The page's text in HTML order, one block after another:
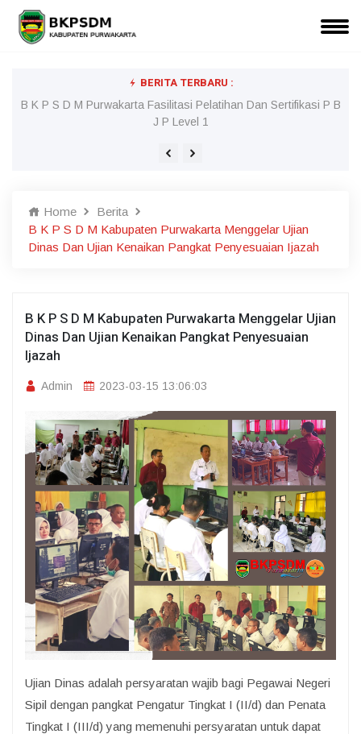
BERITA TERBARU :
B K P S D M Purwakarta Fasilitasi Pelatihan Dan Sertifikasi P B
J P Level 1
Home
Berita
B K P S D M Kabupaten Purwakarta Menggelar Ujian
Dinas Dan Ujian Kenaikan Pangkat Penyesuaian Ijazah
B K P S D M Kabupaten Purwakarta Menggelar Ujian
Dinas Dan Ujian Kenaikan Pangkat Penyesuaian
Ijazah
Admin 2023-03-15 13:06:03
Ujian Dinas adalah persyaratan wajib bagi Pegawai Negeri
Sipil dengan pangkat Pengatur Tingkat I (II/d) dan Penata
Tingkat I (III/d) yang memenuhi persyaratan untuk dapat